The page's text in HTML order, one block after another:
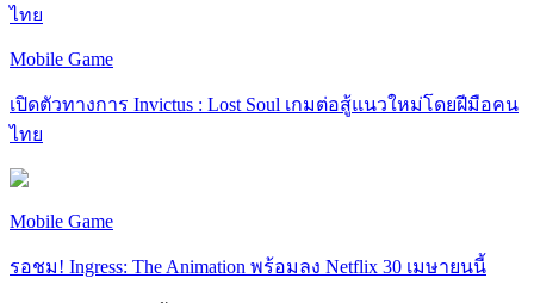
ไทย
Mobile Game
เปิดตัวทางการ Invictus : Lost Soul เกมต่อสู้แนวใหม่โดยฝีมือคน
ไทย
Mobile Game
รอชม! Ingress: The Animation พร้อมลง Netflix 30 เมษายนนี้